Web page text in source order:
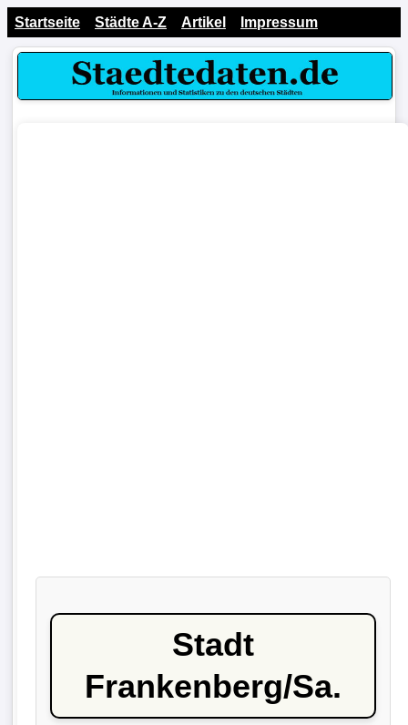
Startseite Städte A-Z Artikel Impressum
Stadt
Frankenberg/Sa.